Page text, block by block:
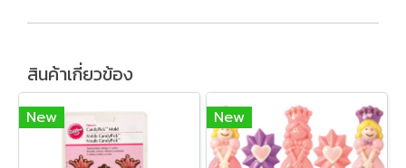
สินค้าเกี่ยวข้อง
New New